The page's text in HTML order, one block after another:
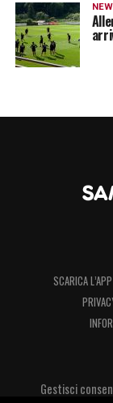
SCARICA
Gestisci